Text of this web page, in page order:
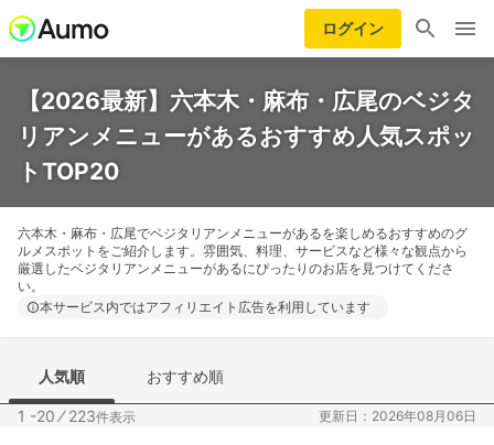
ログイン
【2026最新】六本木・麻布・広尾のベジタ
リアンメニューがあるおすすめ人気スポッ
トTOP20
六本木・麻布・広尾でベジタリアンメニューがあるを楽しめるおすすめのグ
ルメスポットをご紹介します。雰囲気、料理、サービスなど様々な観点から
厳選したベジタリアンメニューがあるにぴったりのお店を見つけてくださ
い。
本サービス内ではアフィリエイト広告を利用しています
人気順 おすすめ順
1 -20 ⁄223件表示 更新日：2026年08月06日